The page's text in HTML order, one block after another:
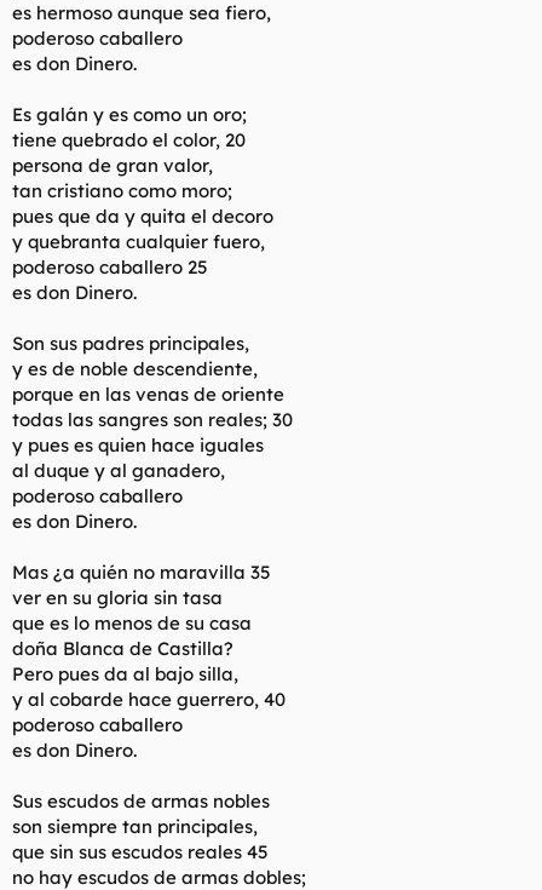
es hermoso aunque sea fiero,
poderoso caballero
es don Dinero.
Es galán y es como un oro;
tiene quebrado el color, 20
persona de gran valor,
tan cristiano como moro;
pues que da y quita el decoro
y quebranta cualquier fuero,
poderoso caballero 25
es don Dinero.
Son sus padres principales,
y es de noble descendiente,
porque en las venas de oriente
todas las sangres son reales; 30
y pues es quien hace iguales
al duque y al ganadero,
poderoso caballero
es don Dinero.
Mas ¿a quién no maravilla 35
ver en su gloria sin tasa
que es lo menos de su casa
doña Blanca de Castilla?
Pero pues da al bajo silla,
y al cobarde hace guerrero, 40
poderoso caballero
es don Dinero.
Sus escudos de armas nobles
son siempre tan principales,
que sin sus escudos reales 45
no hay escudos de armas dobles;